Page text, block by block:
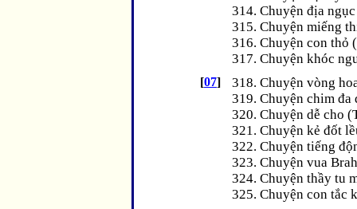
314. Chuyện địa
315. Chuyện miếng
316. Chuyện con thỏ
317. Chuyện khóc
[07]
318. Chuyện vòng
319. Chuyện chim
320. Chuyện dễ cho
321. Chuyện kẻ đốt
322. Chuyện tiếng
323. Chuyện vua
324. Chuyện thầy tu
325. Chuyện con tắc